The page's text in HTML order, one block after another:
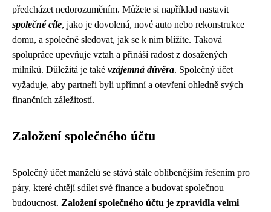
předcházet nedorozuměním. Můžete si například nastavit
společné cíle, jako je dovolená, nové auto nebo rekonstrukce
domu, a společně sledovat, jak se k nim blížíte. Taková
spolupráce upevňuje vztah a přináší radost z dosažených
milníků. Důležitá je také vzájemná důvěra. Společný účet
vyžaduje, aby partneři byli upřímní a otevření ohledně svých
finančních záležitostí.
Založení společného účtu
Společný účet manželů se stává stále oblíbenějším řešením pro
páry, které chtějí sdílet své finance a budovat společnou
budoucnost. Založení společného účtu je zpravidla velmi